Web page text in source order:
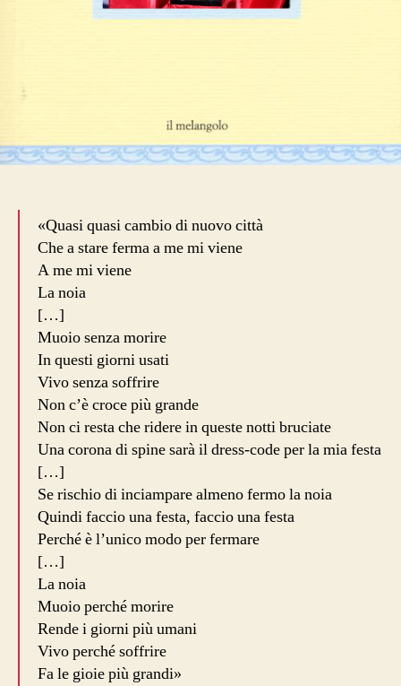
«Quasi quasi cambio di nuovo città
Che a stare ferma a me mi viene
A me mi viene
La noia
[…]
Muoio senza morire
In questi giorni usati
Vivo senza soffrire
Non c’è croce più grande
Non ci resta che ridere in queste notti bruciate
Una corona di spine sarà il dress-code per la mia festa
[…]
Se rischio di inciampare almeno fermo la noia
Quindi faccio una festa, faccio una festa
Perché è l’unico modo per fermare
[…]
La noia
Muoio perché morire
Rende i giorni più umani
Vivo perché soffrire
Fa le gioie più grandi»